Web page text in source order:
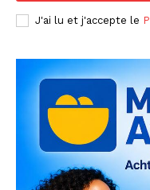
J'ai lu et j'accepte le